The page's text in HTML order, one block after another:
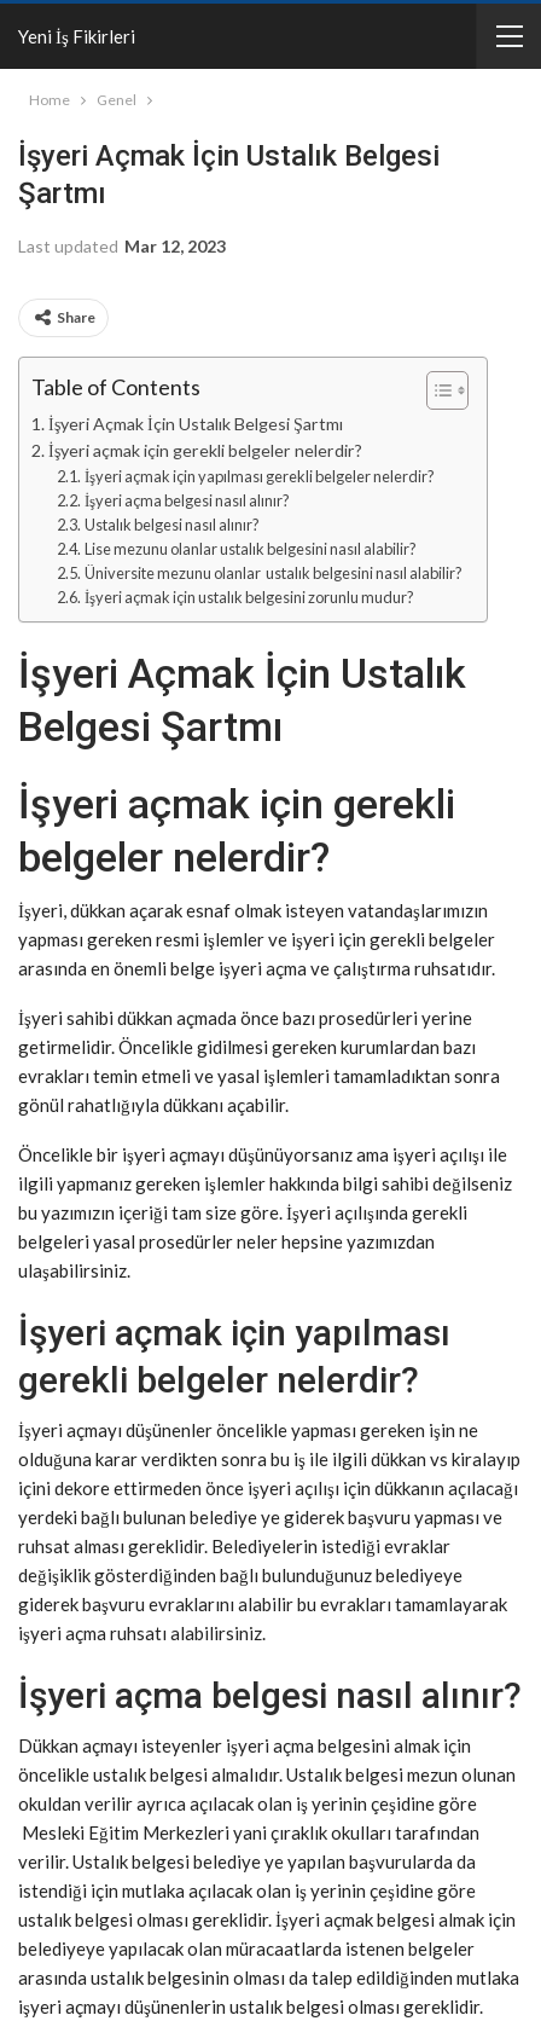
Yeni İş Fikirleri
Home Genel
İşyeri Açmak İçin Ustalık Belgesi
Şartmı
Last updated Mar 12, 2023
Share
Table of Contents
İşyeri Açmak İçin Ustalık Belgesi Şartmı
İşyeri açmak için gerekli belgeler nelerdir?
İşyeri açmak için yapılması gerekli belgeler nelerdir?
İşyeri açma belgesi nasıl alınır?
Ustalık belgesi nasıl alınır?
Lise mezunu olanlar ustalık belgesini nasıl alabilir?
Üniversite mezunu olanlar ustalık belgesini nasıl alabilir?
İşyeri açmak için ustalık belgesini zorunlu mudur?
İşyeri Açmak İçin Ustalık
Belgesi Şartmı
İşyeri açmak için gerekli
belgeler nelerdir?
İşyeri, dükkan açarak esnaf olmak isteyen vatandaşlarımızın
yapması gereken resmi işlemler ve işyeri için gerekli belgeler
arasında en önemli belge işyeri açma ve çalıştırma ruhsatıdır.
İşyeri sahibi dükkan açmada önce bazı prosedürleri yerine
getirmelidir. Öncelikle gidilmesi gereken kurumlardan bazı
evrakları temin etmeli ve yasal işlemleri tamamladıktan sonra
gönül rahatlığıyla dükkanı açabilir.
Öncelikle bir işyeri açmayı düşünüyorsanız ama işyeri açılışı ile
ilgili yapmanız gereken işlemler hakkında bilgi sahibi değilseniz
bu yazımızın içeriği tam size göre. İşyeri açılışında gerekli
belgeleri yasal prosedürler neler hepsine yazımızdan
ulaşabilirsiniz.
İşyeri açmak için yapılması
gerekli belgeler nelerdir?
İşyeri açmayı düşünenler öncelikle yapması gereken işin ne
olduğuna karar verdikten sonra bu iş ile ilgili dükkan vs kiralayıp
içini dekore ettirmeden önce işyeri açılışı için dükkanın açılacağı
yerdeki bağlı bulunan belediye ye giderek başvuru yapması ve
ruhsat alması gereklidir. Belediyelerin istediği evraklar
değişiklik gösterdiğinden bağlı bulunduğunuz belediyeye
giderek başvuru evraklarını alabilir bu evrakları tamamlayarak
işyeri açma ruhsatı alabilirsiniz.
İşyeri açma belgesi nasıl alınır?
Dükkan açmayı isteyenler işyeri açma belgesini almak için
öncelikle ustalık belgesi almalıdır. Ustalık belgesi mezun olunan
okuldan verilir ayrıca açılacak olan iş yerinin çeşidine göre
Mesleki Eğitim Merkezleri yani çıraklık okulları tarafından
verilir. Ustalık belgesi belediye ye yapılan başvurularda da
istendiği için mutlaka açılacak olan iş yerinin çeşidine göre
ustalık belgesi olması gereklidir. İşyeri açmak belgesi almak için
belediyeye yapılacak olan müracaatlarda istenen belgeler
arasında ustalık belgesinin olması da talep edildiğinden mutlaka
işyeri açmayı düşünenlerin ustalık belgesi olması gereklidir.